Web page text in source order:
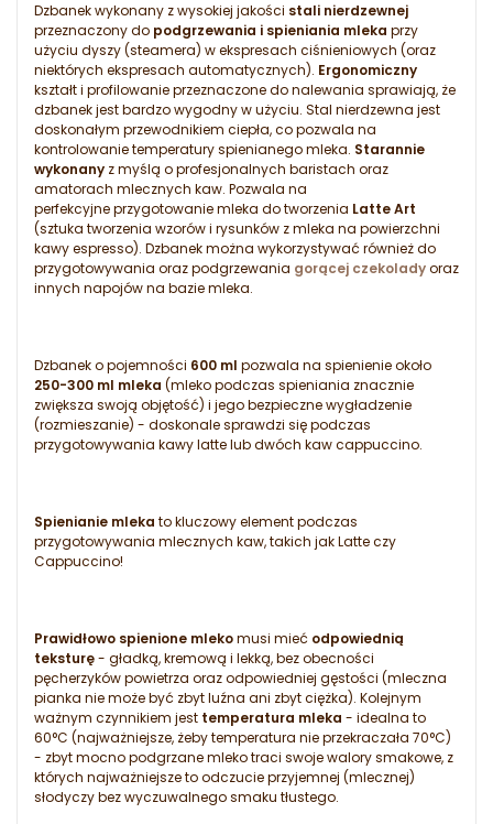
Dzbanek wykonany z wysokiej jakości stali nierdzewnej
przeznaczony do podgrzewania i spieniania mleka przy
użyciu dyszy (steamera) w ekspresach ciśnieniowych (oraz
niektórych ekspresach automatycznych). Ergonomiczny
kształt i profilowanie przeznaczone do nalewania sprawiają, że
dzbanek jest bardzo wygodny w użyciu. Stal nierdzewna jest
doskonałym przewodnikiem ciepła, co pozwala na
kontrolowanie temperatury spienianego mleka. Starannie
wykonany z myślą o profesjonalnych baristach oraz
amatorach mlecznych kaw. Pozwala na
perfekcyjne przygotowanie mleka do tworzenia Latte Art
(sztuka tworzenia wzorów i rysunków z mleka na powierzchni
kawy espresso). Dzbanek można wykorzystywać również do
przygotowywania oraz podgrzewania gorącej czekoladyoraz
innych napojów na bazie mleka.
Dzbanek o pojemności 600 ml pozwala na spienienie około
250-300 ml mleka (mleko podczas spieniania znacznie
zwiększa swoją objętość) i jego bezpieczne wygładzenie
(rozmieszanie) - doskonale sprawdzi się podczas
przygotowywania kawy latte lub dwóch kaw cappuccino.
Spienianie mleka to kluczowy element podczas
przygotowywania mlecznych kaw, takich jak Latte czy
Cappuccino!
Prawidłowo spienione mlekomusi mieć odpowiednią
teksturę- gładką, kremową i lekką, bez obecności
pęcherzyków powietrza oraz odpowiedniej gęstości (mleczna
pianka nie może być zbyt luźna ani zbyt ciężka). Kolejnym
ważnym czynnikiem jest temperatura mleka - idealna to
60°C (najważniejsze, żeby temperatura nie przekraczała 70°C)
- zbyt mocno podgrzane mleko traci swoje walory smakowe, z
których najważniejsze to odczucie przyjemnej (mlecznej)
słodyczy bez wyczuwalnego smaku tłustego.